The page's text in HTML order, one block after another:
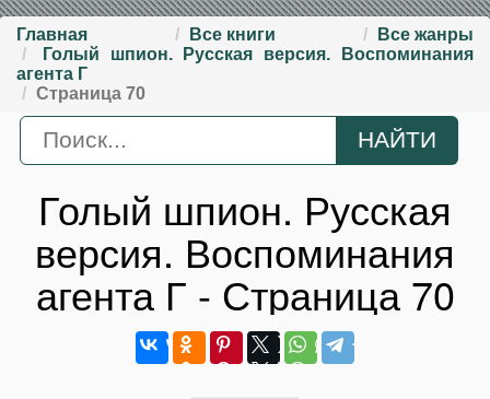
Главная Все книги
Все жанры
Голый шпион. Русская версия. Воспоминания
агента Г
Страница 70
Голый шпион. Русская
версия. Воспоминания
агента Г - Страница 70